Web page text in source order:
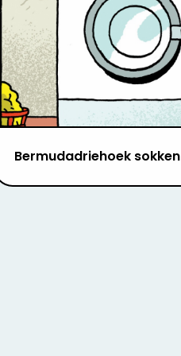
Bermudadriehoek sokken